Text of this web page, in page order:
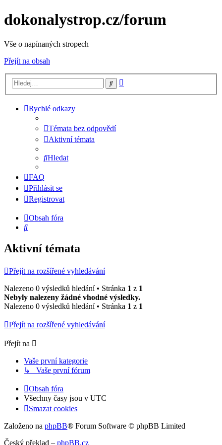
dokonalystrop.cz/forum
Vše o napínaných stropech
Přejít na obsah
Hledat
Rychlé odkazy
Témata bez odpovědí
Aktivní témata
Hledat
FAQ
Přihlásit se
Registrovat
Obsah fóra
Hledat
Aktivní témata
Přejít na rozšířené vyhledávání
Nalezeno 0 výsledků hledání • Stránka 1 z 1
Nebyly nalezeny žádné vhodné výsledky.
Nalezeno 0 výsledků hledání • Stránka 1 z 1
Přejít na rozšířené vyhledávání
Přejít na
Vaše první kategorie
↳ Vaše první fórum
Obsah fóra
Všechny časy jsou v UTC
Smazat cookies
Založeno na phpBB® Forum Software © phpBB Limited
Český překlad – phpBB.cz